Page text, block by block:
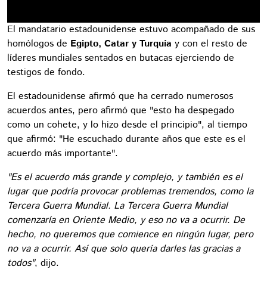
El mandatario estadounidense estuvo acompañado de sus
homólogos de Egipto, Catar y Turquía y con el resto de
líderes mundiales sentados en butacas ejerciendo de
testigos de fondo.
El estadounidense afirmó que ha cerrado numerosos
acuerdos antes, pero afirmó que "esto ha despegado
como un cohete, y lo hizo desde el principio", al tiempo
que afirmó: "He escuchado durante años que este es el
acuerdo más importante".
"Es el acuerdo más grande y complejo, y también es el
lugar que podría provocar problemas tremendos, como la
Tercera Guerra Mundial. La Tercera Guerra Mundial
comenzaría en Oriente Medio, y eso no va a ocurrir. De
hecho, no queremos que comience en ningún lugar, pero
no va a ocurrir. Así que solo quería darles las gracias a
todos", dijo.